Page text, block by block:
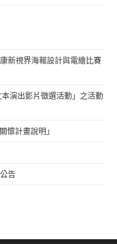
新視界海報設計與電繪比賽
演出影片徵選活動」之活動
懷計畫說明」
告